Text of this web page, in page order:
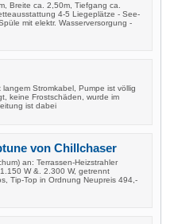
Breite ca. 2,50m, Tiefgang ca.
4-5 Liegeplätze - See-
mit elektr. Wasserversorgung -
Stromkabel, Pumpe ist völlig
keine Frostschäden, wurde im
ist dabei
von Chillchaser
an: Terrassen-Heizstrahler
W &. 2.300 W, getrennt
Tip-Top in Ordnung Neupreis 494,-